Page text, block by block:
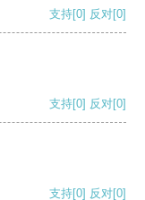
支持[0] 反对[0]
支持[0] 反对[0]
支持[0] 反对[0]